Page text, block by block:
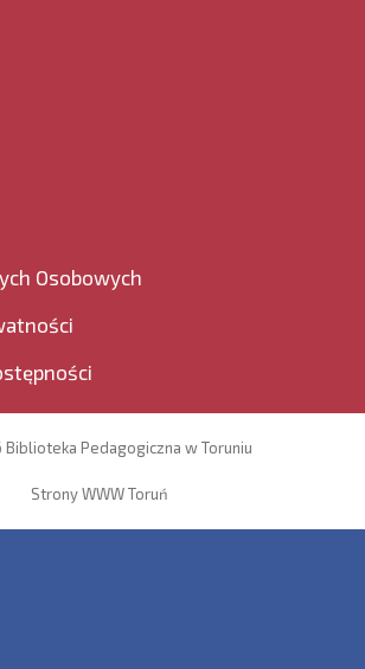
Osobowych
Pedagogiczna w Toruniu
Strony WWW Toruń